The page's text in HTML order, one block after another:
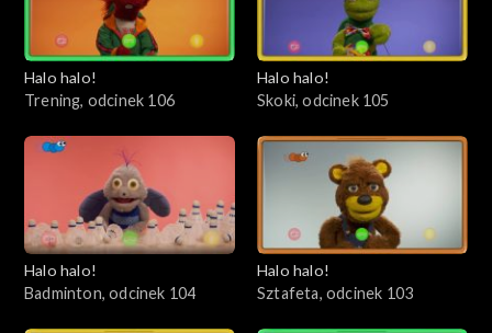
Halo halo!
Trening, odcinek 106
Halo halo!
Skoki, odcinek 105
Halo halo!
Badminton, odcinek 104
Halo halo!
Sztafeta, odcinek 103